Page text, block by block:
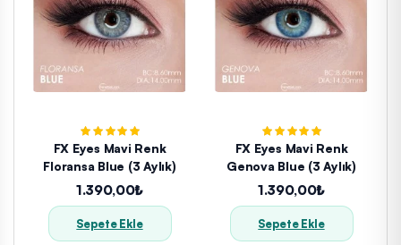
FX Eyes Mavi Renk
Floransa Blue (3 Aylık)
1.390,00₺
Sepete Ekle
FX Eyes Mavi Renk
Genova Blue (3 Aylık)
1.390,00₺
Sepete Ekle